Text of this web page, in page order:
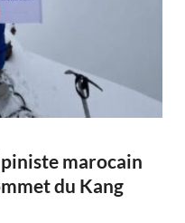
marocain
du Kang